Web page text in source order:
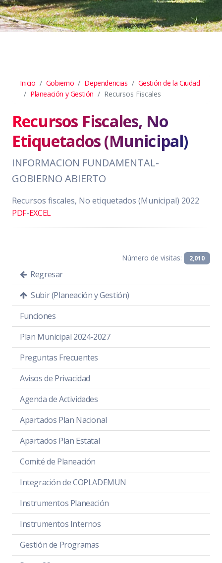
Inicio Gobierno Dependencias
Gestión de la Ciudad
Planeación y Gestión
Recursos Fiscales
Recursos Fiscales, No
Etiquetados (Municipal)
INFORMACION FUNDAMENTAL-
GOBIERNO ABIERTO
Recursos fiscales, No etiquetados (Municipal) 2022
PDF-EXCEL
Número de visitas: 2,010
Regresar
Subir (Planeación y Gestión)
Funciones
Plan Municipal 2024-2027
Preguntas Frecuentes
Avisos de Privacidad
Agenda de Actividades
Apartados Plan Nacional
Apartados Plan Estatal
Comité de Planeación
Integración de COPLADEMUN
Instrumentos Planeación
Instrumentos Internos
Gestión de Programas